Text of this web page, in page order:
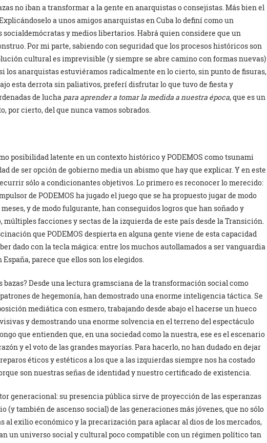
no iban a transformar a la gente en anarquistas o consejistas. Más bien el
a unos amigos anarquistas en Cuba lo definí como un
socialdemócratas y medios libertarios. Habrá quien considere que un
Por mi parte, sabiendo con seguridad que los procesos históricos son
cultural es imprevisible (y siempre se abre camino con formas nuevas)
los anarquistas estuviéramos radicalmente en lo cierto, sin punto de fisuras,
esta derrota sin paliativos, preferí disfrutar lo que tuvo de fiesta y
de lucha para aprender a tomar la medida a nuestra época, que es un
por cierto, del que nunca vamos sobrados.
posibilidad latente en un contexto histórico y PODEMOS como tsunami
de ser opción de gobierno media un abismo que hay que explicar. Y en este
sólo a condicionantes objetivos. Lo primero es reconocer lo merecido:
de PODEMOS ha jugado el juego que se ha propuesto jugar de modo
y de modo fulgurante, han conseguidos logros que han soñado y
múltiples facciones y sectas de la izquierda de este país desde la Transición.
que PODEMOS despierta en alguna gente viene de esta capacidad
dado con la tecla mágica: entre los muchos autollamados a ser vanguardia
parece que ellos son los elegidos.
bazas? Desde una lectura gramsciana de la transformación social como
de hegemonía, han demostrado una enorme inteligencia táctica. Se
mediática con esmero, trabajando desde abajo el hacerse un hueco
y demostrando una enorme solvencia en el terreno del espectáculo
que entienden que, en una sociedad como la nuestra, ese es el escenario
y el voto de las grandes mayorías. Para hacerlo, no han dudado en dejar
éticos y estéticos a los que a las izquierdas siempre nos ha costado
son nuestras señas de identidad y nuestro certificado de existencia.
generacional: su presencia pública sirve de proyección de las esperanzas
(y también de ascenso social) de las generaciones más jóvenes, que no sólo
al exilio económico y la precarización para aplacar al dios de los mercados,
un universo social y cultural poco compatible con un régimen político tan